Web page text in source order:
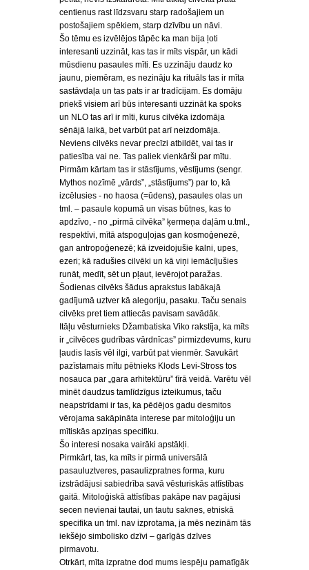
centienus rast līdzsvaru starp radošajiem un
postošajiem spēkiem, starp dzīvību un nāvi.
Šo tēmu es izvēlējos tāpēc ka man bija ļoti
interesanti uzzināt, kas tas ir mīts vispār, un kādi
mūsdienu pasaules mīti. Es uzzināju daudz ko
jaunu, piemēram, es nezināju ka rituāls tas ir mīta
sastāvdaļa un tas pats ir ar tradīcijam. Es domāju
priekš visiem arī būs interesanti uzzināt ka spoks
un NLO tas arī ir mīti, kurus cilvēka izdomāja
sēnājā laikā, bet varbūt pat arī neizdomāja.
Neviens cilvēks nevar precīzi atbildēt, vai tas ir
patiesība vai ne. Tas paliek vienkārši par mītu.
Pirmām kārtam tas ir stāstījums, vēstījums (sengr.
Mythos nozīmē „vārds”, „stāstījums”) par to, kā
izcēlusies - no haosa (=ūdens), pasaules olas un
tml. – pasaule kopumā un visas būtnes, kas to
apdzīvo, - no „pirmā cilvēka” ķermeņa daļām u.tml.,
respektīvi, mītā atspoguļojas gan kosmoģenezē,
gan antropoģenezē; kā izveidojušie kalni, upes,
ezeri; kā radušies cilvēki un kā viņi iemācījušies
runāt, medīt, sēt un pļaut, ievērojot paražas.
Šodienas cilvēks šādus aprakstus labākajā
gadījumā uztver kā alegoriju, pasaku. Taču senais
cilvēks pret tiem attiecās pavisam savādāk.
Itāļu vēsturnieks Džambatiska Viko rakstīja, ka mīts
ir „cilvēces gudrības vārdnīcas” pirmizdevums, kuru
ļaudis lasīs vēl ilgi, varbūt pat vienmēr. Savukārt
pazīstamais mītu pētnieks Klods Levi-Stross tos
nosauca par „gara arhitektūru” tīrā veidā. Varētu vēl
minēt daudzus tamlīdzīgus izteikumus, taču
neapstrīdami ir tas, ka pēdējos gadu desmitos
vērojama sakāpināta interese par mitoloģiju un
mītiskās apziņas specifiku.
Šo interesi nosaka vairāki apstākļi.
Pirmkārt, tas, ka mīts ir pirmā universālā
pasauluztveres, pasaulizpratnes forma, kuru
izstrādājusi sabiedrība savā vēsturiskās attīstības
gaitā. Mitoloģiskā attīstības pakāpe nav pagājusi
secen nevienai tautai, un tautu saknes, etniskā
specifika un tml. nav izprotama, ja mēs nezinām tās
iekšējo simbolisko dzīvi – garīgās dzīves
pirmavotu.
Otrkārt, mīta izpratne dod mums iespēju pamatīgāk